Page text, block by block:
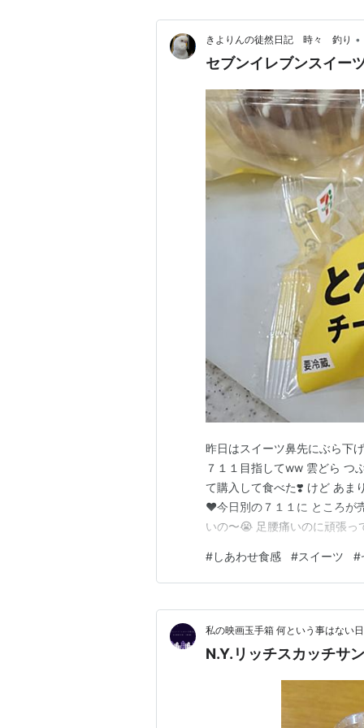
きよりんの徒然日記 時々 釣り •
セブンイレブンスイー
昨日はスイーツ鼻先にぶら下
７１１目指してww 雲どら つ
て購入して食べた❣️ けど あま
❤️今日別の７１１に ところが
いの〜😭 足腰痛いのに頑張
けで満足してまだ食べてませ
gooからきました ラン…
#しあわせ食感 #スイーツ #
私の映画玉手箱 何という事はない
N.Y.リッチスカッチサ